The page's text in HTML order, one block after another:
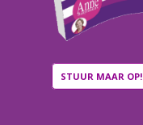
STUUR MAAR OP!